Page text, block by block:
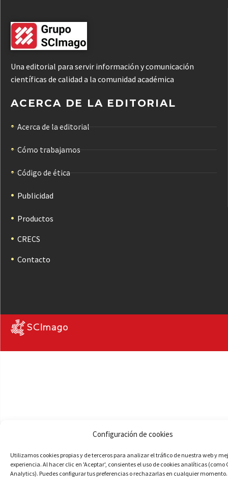
Configuración de cookies
Utilizamos cookies propias y de terceros para analizar el tráfico de nuestra web y
experiencia. Al hacer clic en 'Aceptar', consientes el uso de cookies analíticas (como
Analytics). Puedes configurar tus preferencias o rechazarlas en cualquier momento.
Una editorial para servir información y comunicación
científicas de calidad a la comunidad académica
ACERCA DE LA EDITORIAL
Acerca de la editorial
Cómo trabajamos
Código de ética
Publicidad
Productos
CRECS
Contacto